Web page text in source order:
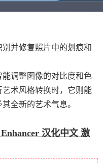
并修复照片中的划痕和
调整图像的对比度和色
术风格转换时，它则能
全新的艺术气息。
汉化中文 激